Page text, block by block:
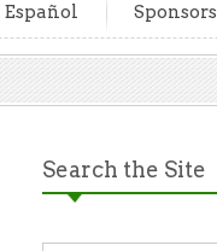
Español Sponsors
Search the Site